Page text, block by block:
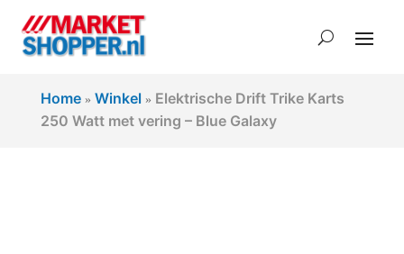
Home» Winkel » Elektrische Drift Trike Karts
250 Watt met vering – Blue Galaxy